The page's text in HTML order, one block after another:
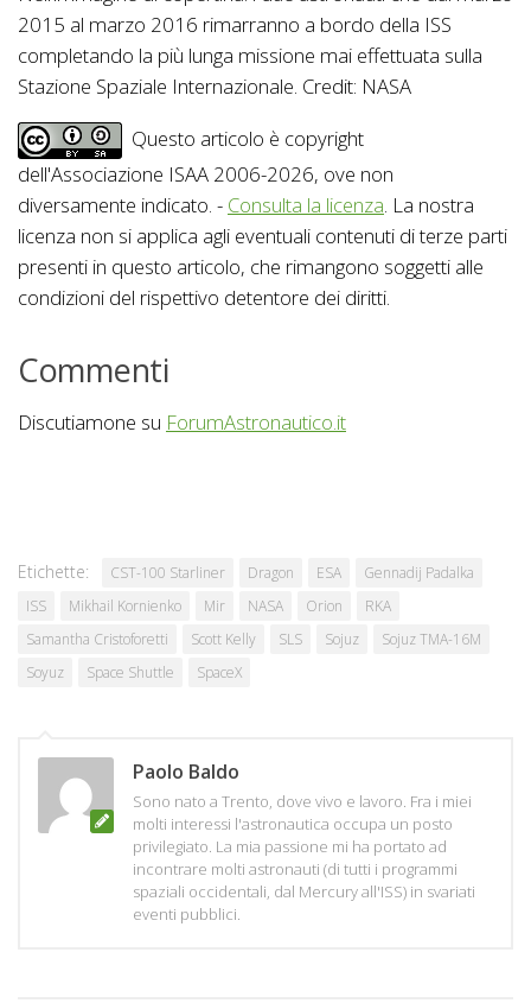
2015 al marzo 2016 rimarranno a bordo della ISS
completando la più lunga missione mai effettuata sulla
Stazione Spaziale Internazionale. Credit: NASA
Questo articolo è copyright
dell'Associazione ISAA 2006-2026, ove non
diversamente indicato. - Consulta la licenza . La nostra
licenza non si applica agli eventuali contenuti di terze parti
presenti in questo articolo, che rimangono soggetti alle
condizioni del rispettivo detentore dei diritti.
Commenti
Discutiamone su ForumAstronautico.it
Etichette: CST-100 Starliner Dragon ESA
Gennadij Padalka
ISS
Mikhail Kornienko Mir NASA Orion
RKA
Samantha Cristoforetti
Scott Kelly SLS Sojuz
Sojuz TMA-16M
Soyuz
Space Shuttle SpaceX
Paolo Baldo
Sono nato a Trento, dove vivo e lavoro. Fra i miei
molti interessi l'astronautica occupa un posto
privilegiato. La mia passione mi ha portato ad
incontrare molti astronauti (di tutti i programmi
spaziali occidentali, dal Mercury all'ISS) in svariati
eventi pubblici.